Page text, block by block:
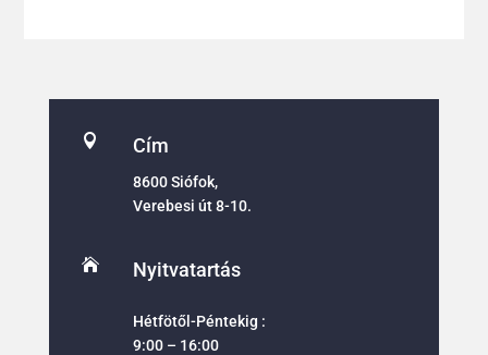
 Cím
8600 Siófok,
Verebesi út 8-10.
 Nyitvatartás
Hétfötől-Péntekig :
9:00 – 16:00